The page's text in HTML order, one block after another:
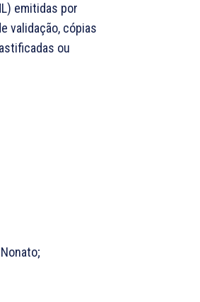
emitidas por
validação, cópias
ou